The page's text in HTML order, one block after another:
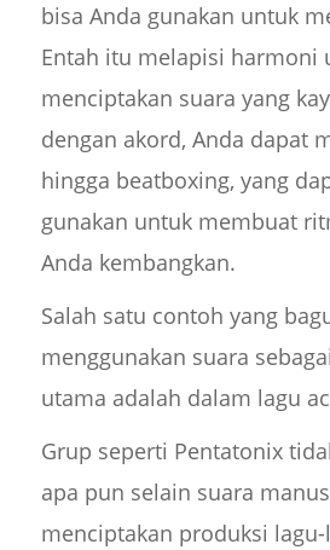
bisa Anda gunakan untuk
Entah itu melapisi harmoni
menciptakan suara yang
dengan akord, Anda dapat
hingga beatboxing, yang
gunakan untuk membuat
Anda kembangkan.
Salah satu contoh yang
menggunakan suara
utama adalah dalam lagu
Grup seperti Pentatonix
apa pun selain suara
menciptakan produksi